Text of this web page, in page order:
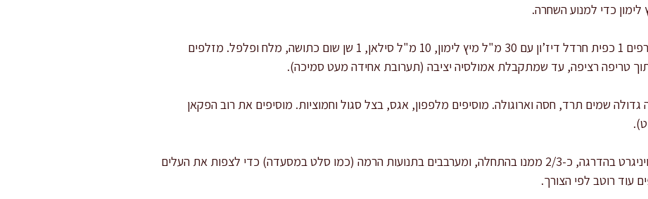
כדי למנוע השחרה.
מכינים ויניגרט: בקערית טורפים 1 כפית חרדל דיז’ון עם 30 מ"ל מיץ לימון, 10 מ"ל סילאן, 1 שן שום כתושה, מלח ופלפל. מזלפים
שמים תרד, חסה וארוגולה. מוסיפים מלפפון, אגס, בצל סגול וחמוציות. מוסיפים את רוב הפקאן
מתבלים נכון: יוצקים את הויניגרט בהדרגה, כ-2/3 ממנו בהתחלה, ומערבבים בתנועות הרמה (כמו סלט במסעדה) כדי לצפות את העלים
עוד רוטב לפי הצורך.